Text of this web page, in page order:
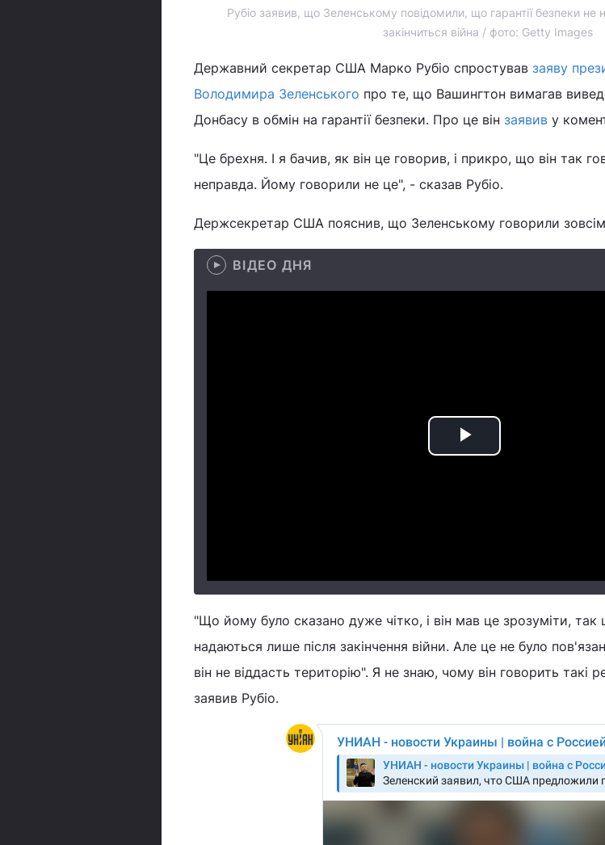
Рубіо заявив, що Зеленському повідомили, що гарантії безпеки не
закінчиться війна / фото: Getty Images
Державний секретар США Марко Рубіо спростував заяву
Володимира Зеленського про те, що Вашингтон вимагав
Донбасу в обмін на гарантії безпеки. Про це він заявив у
"Це брехня. І я бачив, як він це говорив, і прикро, що він так
неправда. Йому говорили не це", - сказав Рубіо.
Держсекретар США пояснив, що Зеленському говорили
ВІДЕО ДНЯ
Play
"Що йому було сказано дуже чітко, і він мав це зрозуміти, так
надаються лише після закінчення війни. Але це не було
він не віддасть територію". Я не знаю, чому він говорить такі
заявив Рубіо.